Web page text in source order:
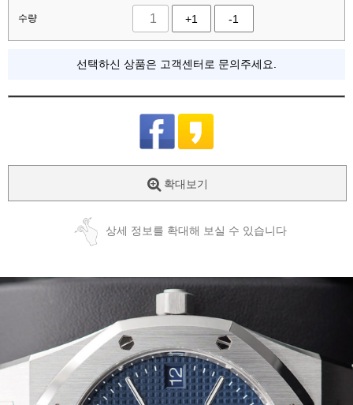
수량 +1 -1
선택하신 상품은 고객센터로 문의주세요.
확대보기
상세 정보를 확대해 보실 수 있습니다